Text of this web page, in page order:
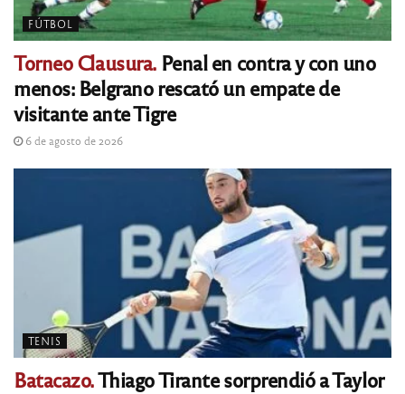
FÚTBOL
Torneo Clausura.Penal en contra y con uno
menos: Belgrano rescató un empate de
visitante ante Tigre
6 de agosto de 2026
TENIS
Batacazo.Thiago Tirante sorprendió a Taylor